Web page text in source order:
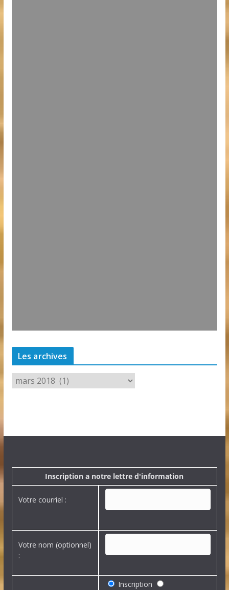
Les archives
e
s
Inscription a notre lettre d'information
Votre courriel :
Votre nom (optionnel)
:
Inscription